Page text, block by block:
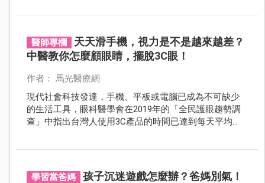
醫師專欄
天天滑手機，視力是不是越來越差？
中醫教你怎麼顧眼睛，擺脫3C眼！
作者： 馬光醫療網
現代社會科技發達，手機、平板或電腦已成為不可缺少
的生活工具，眼科醫學會在2019年的「全民護眼趨勢調
查」中指出台灣人使用3C產品的時間已達到每天平均
學習當爸媽
孩子沉迷遊戲怎麼辦？爸媽別氣！